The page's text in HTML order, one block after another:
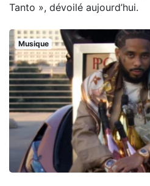
Tanto », dévoilé aujourd’hui.
Musique